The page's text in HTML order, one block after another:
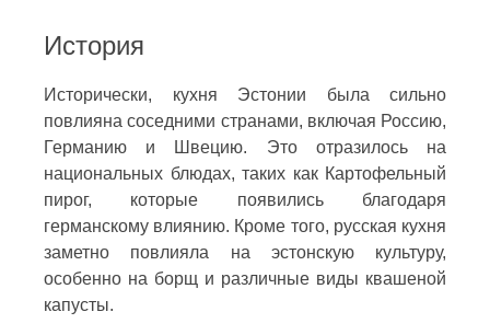
История
Исторически, кухня Эстонии была сильно
повлияна соседними странами, включая Россию,
Германию и Швецию. Это отразилось на
национальных блюдах, таких как Картофельный
пирог, которые появились благодаря
германскому влиянию. Кроме того, русская кухня
заметно повлияла на эстонскую культуру,
особенно на борщ и различные виды квашеной
капусты.